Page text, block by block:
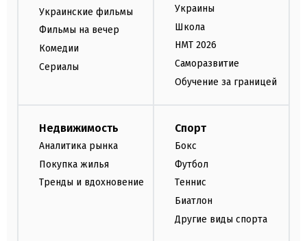
Украинские фильмы
Фильмы на вечер
Комедии
Сериалы
Украины
Школа
НМТ 2026
Саморазвитие
Обучение за границей
Недвижимость
Аналитика рынка
Покупка жилья
Тренды и вдохновение
Спорт
Бокс
Футбол
Теннис
Биатлон
Другие виды спорта